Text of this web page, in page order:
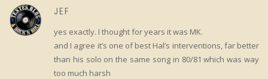
JEF
yes exactly. I thought for years it was MK.
and I agree it’s one of best Hal’s interventions, far better
than his solo on the same song in 80/81 which was way
too much harsh